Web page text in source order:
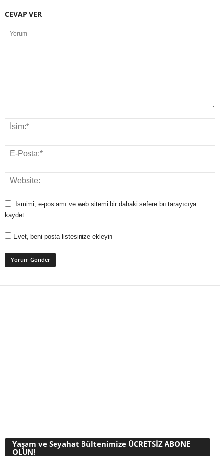
CEVAP VER
Ismimi, e-postamı ve web sitemi bir dahaki sefere bu tarayıcıya
kaydet.
Evet, beni posta listesinize ekleyin
Yaşam ve Seyahat Bültenimize ÜCRETSİZ ABONE
OLUN!